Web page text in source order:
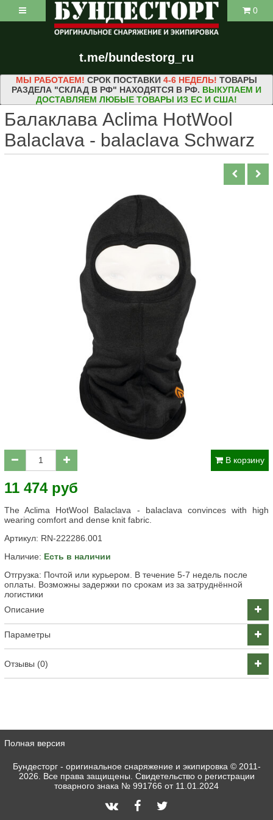
t.me/bundestorg_ru
0
МЫ РАБОТАЕМ! СРОК ПОСТАВКИ 4-6 НЕДЕЛЬ! ТОВАРЫ
РАЗДЕЛА "СКЛАД В РФ" НАХОДЯТСЯ В РФ. ВЫКУПАЕМ И
ДОСТАВЛЯЕМ ЛЮБЫЕ ТОВАРЫ ИЗ ЕС И США!
Балаклава Aclima HotWool
Balaclava - balaclava Schwarz
В корзину
11 474 руб
The Aclima HotWool Balaclava - balaclava convinces with high
wearing comfort and dense knit fabric.
Артикул: RN-222286.001
Наличие: Есть в наличии
Отгрузка: Почтой или курьером. В течение 5-7 недель после
оплаты. Возможны задержки по срокам из за затруднённой
логистики
Описание
Параметры
Отзывы (0)
Полная версия
Бундесторг - оригинальное снаряжение и экипировка © 2011-
2026. Все права защищены. Свидетельство о регистрации
товарного знака № 991766 от 11.01.2024